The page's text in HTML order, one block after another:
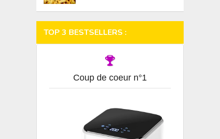
TOP 3 BESTSELLERS :
Coup de coeur n°1